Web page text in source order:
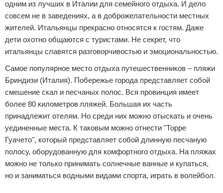
одним из лучших в Италии для семейного отдыха. И дело
совсем не в заведениях, а в доброжелательности местных
жителей. Итальянцы прекрасно относятся к гостям. Даже
дети охотно общаются с туристами. Не секрет, что
итальянцы славятся разговорчивостью и эмоциональностью.
Самое популярное место отдыха путешественников – пляжи
Бриндизи (Италия). Побережье города представляет собой
смешение скал и песчаных полос. Вся провинция имеет
более 80 километров пляжей. Большая их часть
принадлежит отелям. Но среди них можно отыскать и очень
уединенные места. К таковым можно отнести "Торре
Гуачето", который представляет собой длинную песчаную
полосу, оборудованную для комфортного отдыха. На пляжах
можно не только принимать солнечные ванные и купаться,
но и заниматься водными видами спорта, играть в волейбол.